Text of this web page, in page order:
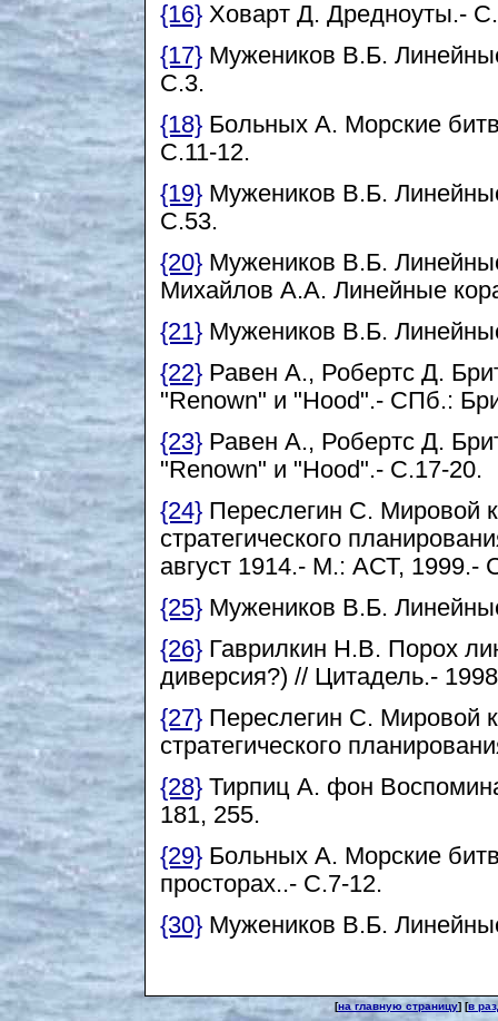
{16} Ховарт Д. Дредноуты.-
{17} Мужеников В.Б.
С.3.
{18} Больных А. Морские
С.11-12.
{19} Мужеников В.Б.
С.53.
{20} Мужеников В.Б.
Михайлов А.А. Линейные
{21} Мужеников В.Б.
{22} Равен А., Робертс Д.
"Renown" и "Hood".- СПб.:
{23} Равен А., Робертс Д.
"Renown" и "Hood".- С.17-20.
{24} Переслегин С. Мировой
стратегического
август 1914.- М.: АСТ, 1999.-
{25} Мужеников В.Б.
{26} Гаврилкин Н.В. Порох
диверсия?) // Цитадель.-
{27} Переслегин С. Мировой
стратегического
{28} Тирпиц А. фон
181, 255.
{29} Больных А. Морские
просторах..- С.7-12.
{30} Мужеников В.Б.
[на главную страницу] [в